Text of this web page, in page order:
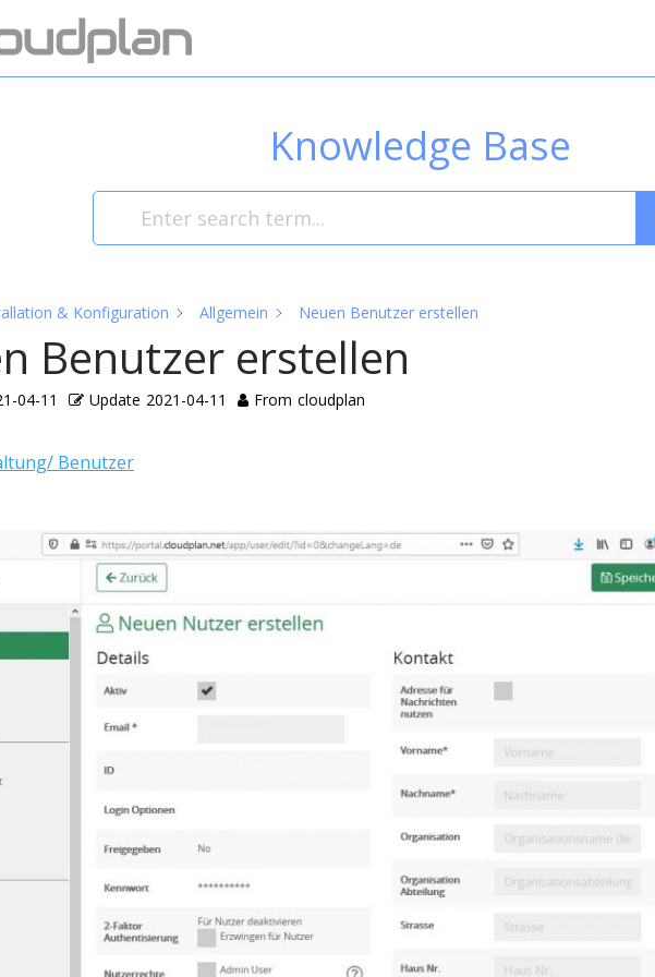
Knowledge Base
& Konfiguration Allgemein Neuen Benutzer erstellen
Benutzer erstellen
04-11 Update 2021-04-11 From cloudplan
Benutzer